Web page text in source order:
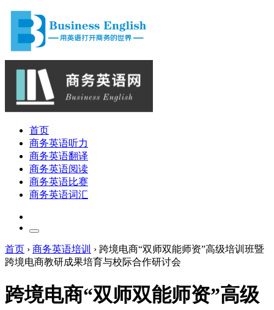
首页
商务英语听力
商务英语翻译
商务英语阅读
商务英语比赛
商务英语词汇
首页 › 商务英语培训 › 跨境电商“双师双能师资”高级培训班暨
跨境电商教研成果培育与校际合作研讨会
跨境电商“双师双能师资”高级